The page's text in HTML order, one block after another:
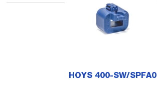
HOYS 400-SW/SPFA0